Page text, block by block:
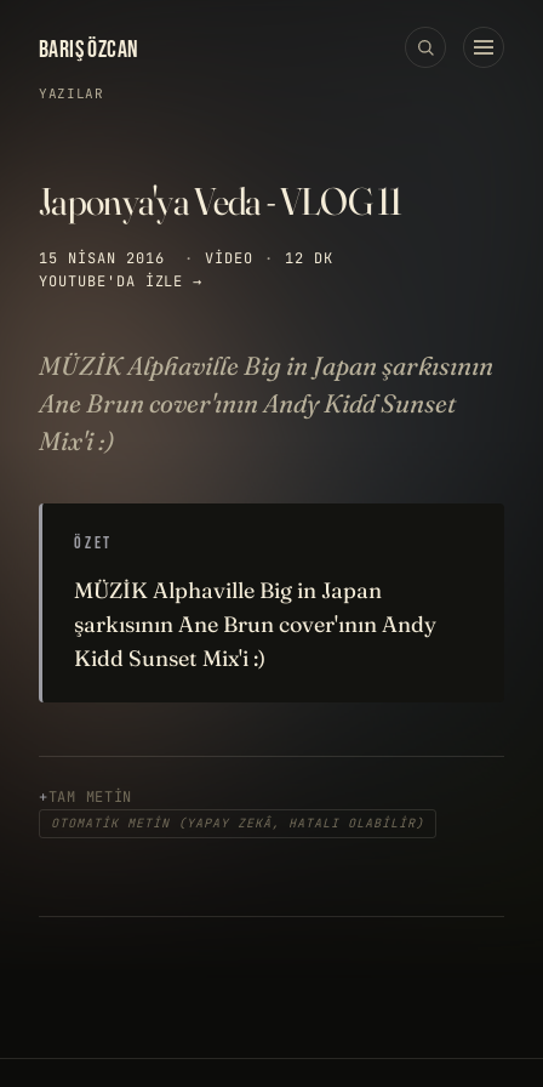
BARIŞ ÖZCAN
YAZILAR
Japonya'ya Veda - VLOG 11
15 NISAN 2016 · VIDEO ·
12 DK
YOUTUBE'DA IZLE →
MÜZİK Alphaville Big in Japan şarkısının
Ane Brun cover'ının Andy Kidd Sunset
Mix'i :)
ÖZET
MÜZİK Alphaville Big in Japan
şarkısının Ane Brun cover'ının Andy
Kidd Sunset Mix'i :)
TAM METIN
OTOMATIK METIN (YAPAY ZEKÂ, HATALI OLABILIR)